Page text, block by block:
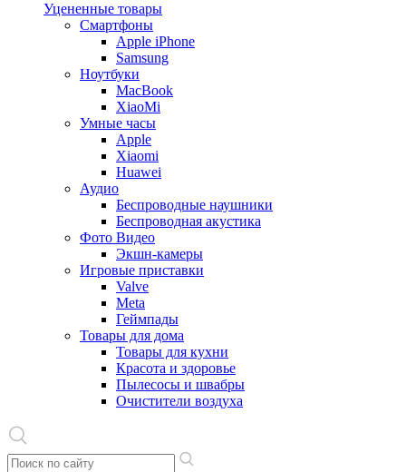
Уцененные товары
Cмартфоны
Apple iPhone
Samsung
Ноутбуки
MacBook
XiaoMi
Умные часы
Apple
Xiaomi
Huawei
Аудио
Беспроводные наушники
Беспроводная акустика
Фото Видео
Экшн-камеры
Игровые приставки
Valve
Meta
Геймпады
Товары для дома
Товары для кухни
Красота и здоровье
Пылесосы и швабры
Очистители воздуха